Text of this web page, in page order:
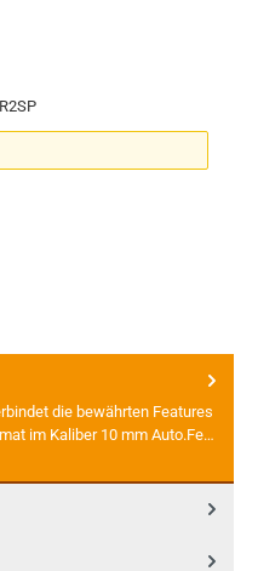
die bewährten Features
im Kaliber 10 mm Auto.Fe…